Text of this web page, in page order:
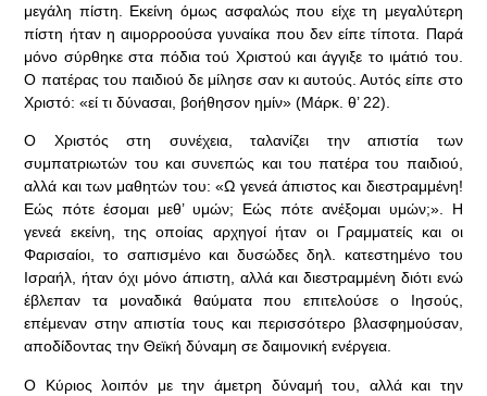
μεγάλη πίστη. Εκείνη όμως ασφαλώς που είχε τη μεγαλύτερη
πίστη ήταν η αιμορροούσα γυναίκα που δεν είπε τίποτα. Παρά
μόνο σύρθηκε στα πόδια τού Χριστού και άγγιξε το ιμάτιό του.
Ο πατέρας του παιδιού δε μίλησε σαν κι αυτούς. Αυτός είπε στο
Χριστό: «εί τι δύνασαι, βοήθησον ημίν» (Μάρκ. θ’ 22).
Ο Χριστός στη συνέχεια, ταλανίζει την απιστία των
συμπατριωτών του και συνεπώς και του πατέρα του παιδιού,
αλλά και των μαθητών του: «Ω γενεά άπιστος και διεστραμμένη!
Εώς πότε έσομαι μεθ’ υμών; Εώς πότε ανέξομαι υμών;». Η
γενεά εκείνη, της οποίας αρχηγοί ήταν οι Γραμματείς και οι
Φαρισαίοι, το σαπισμένο και δυσώδες δηλ. κατεστημένο του
Ισραήλ, ήταν όχι μόνο άπιστη, αλλά και διεστραμμένη διότι ενώ
έβλεπαν τα μοναδικά θαύματα που επιτελούσε ο Ιησούς,
επέμεναν στην απιστία τους και περισσότερο βλασφημούσαν,
αποδίδοντας την Θεϊκή δύναμη σε δαιμονική ενέργεια.
Ο Κύριος λοιπόν με την άμετρη δύναμή του, αλλά και την